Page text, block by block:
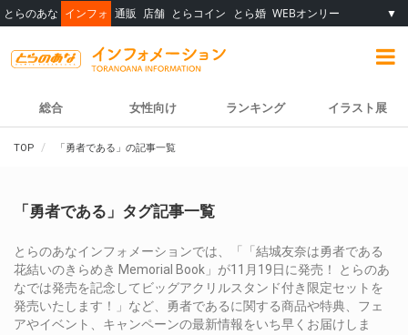
とらのあな インフォ 通販 店舗 とらコイン とら婚 WEBオンリー ▼
総合 女性向け ランキング イラスト展
TOP 「勇者である」の記事一覧
「勇者である」タグ記事一覧
とらのあなインフォメーションでは、「「結城友奈は勇者である
花結いのきらめき Memorial Book」が11月19日に発売！ とらのあ
なでは発売を記念してビッグアクリルスタンド付き限定セットを
発売いたします！」など、勇者であるに関する商品や特典、フェ
アやイベント、キャンペーンの最新情報をいち早くお届けしま